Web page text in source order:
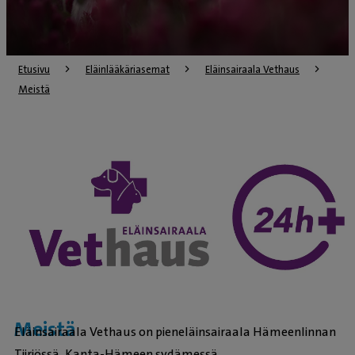
Etusivu Eläinlääkäriasemat
Eläinsairaala Vethaus
Meistä
Meistä
Eläinsairaala Vethaus on pieneläinsairaala Hämeenlinnan